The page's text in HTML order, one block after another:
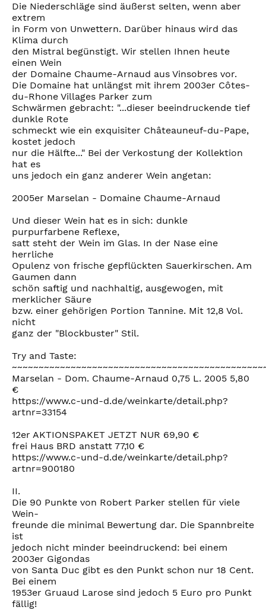
Die Niederschläge sind äußerst selten, wenn aber
extrem
in Form von Unwettern. Darüber hinaus wird das
Klima durch
den Mistral begünstigt. Wir stellen Ihnen heute
einen Wein
der Domaine Chaume-Arnaud aus Vinsobres vor.
Die Domaine hat unlängst mit ihrem 2003er Côtes-
du-Rhone Villages Parker zum
Schwärmen gebracht: "...dieser beeindruckende tief
dunkle Rote
schmeckt wie ein exquisiter Châteauneuf-du-Pape,
kostet jedoch
nur die Hälfte..." Bei der Verkostung der Kollektion
hat es
uns jedoch ein ganz anderer Wein angetan:
2005er Marselan - Domaine Chaume-Arnaud
Und dieser Wein hat es in sich: dunkle
purpurfarbene Reflexe,
satt steht der Wein im Glas. In der Nase eine
herrliche
Opulenz von frische gepflückten Sauerkirschen. Am
Gaumen dann
schön saftig und nachhaltig, ausgewogen, mit
merklicher Säure
bzw. einer gehörigen Portion Tannine. Mit 12,8 Vol.
nicht
ganz der "Blockbuster" Stil.
Try and Taste:
Marselan - Dom. Chaume-Arnaud 0,75 L. 2005 5,80
€
https://www.c-und-d.de/weinkarte/detail.php?
artnr=33154
12er AKTIONSPAKET JETZT NUR 69,90 €
frei Haus BRD anstatt 77,10 €
https://www.c-und-d.de/weinkarte/detail.php?
artnr=900180
II.
Die 90 Punkte von Robert Parker stellen für viele
Wein-
freunde die minimal Bewertung dar. Die Spannbreite
ist
jedoch nicht minder beeindruckend: bei einem
2003er Gigondas
von Santa Duc gibt es den Punkt schon nur 18 Cent.
Bei einem
1953er Gruaud Larose sind jedoch 5 Euro pro Punkt
fällig!